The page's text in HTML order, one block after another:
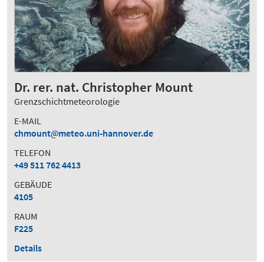
Dr. rer. nat. Christopher Mount
Grenzschichtmeteorologie
E-MAIL
chmount
meteo.uni-hannover.de
TELEFON
+49 511 762 4413
GEBÄUDE
4105
RAUM
F225
Details